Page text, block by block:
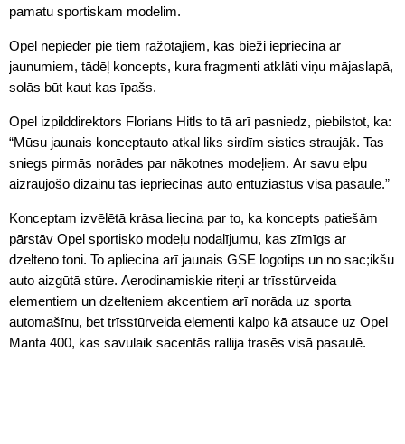
pamatu sportiskam modelim.
Opel nepieder pie tiem ražotājiem, kas bieži iepriecina ar
jaunumiem, tādēļ koncepts, kura fragmenti atklāti viņu mājaslapā,
solās būt kaut kas īpašs.
Opel izpilddirektors Florians Hitls to tā arī pasniedz, piebilstot, ka:
“Mūsu jaunais konceptauto atkal liks sirdīm sisties straujāk. Tas
sniegs pirmās norādes par nākotnes modeļiem. Ar savu elpu
aizraujošo dizainu tas iepriecinās auto entuziastus visā pasaulē.”
Konceptam izvēlētā krāsa liecina par to, ka koncepts patiešām
pārstāv Opel sportisko modeļu nodalījumu, kas zīmīgs ar
dzelteno toni. To apliecina arī jaunais GSE logotips un no sac;ikšu
auto aizgūtā stūre. Aerodinamiskie riteņi ar trīsstūrveida
elementiem un dzelteniem akcentiem arī norāda uz sporta
automašīnu, bet trīsstūrveida elementi kalpo kā atsauce uz Opel
Manta 400, kas savulaik sacentās rallija trasēs visā pasaulē.